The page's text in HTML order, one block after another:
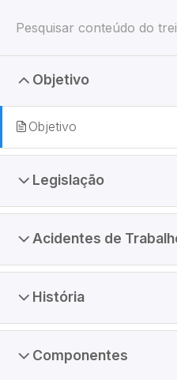
Home Treinamentos
Objetivo
Objetivo
Legislação
Acidentes de
História
Componentes